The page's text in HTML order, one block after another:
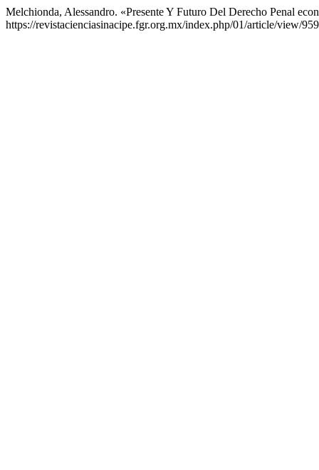
Melchionda, Alessandro. «Presente Y Futuro Del Derecho Penal
https://revistacienciasinacipe.fgr.org.mx/index.php/01/article/view/